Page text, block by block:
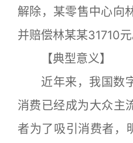
解除，某零售中心向
并赔偿林某某31710元
【典型意义】
近年来，我国数字
消费已经成为大众主
者为了吸引消费者，